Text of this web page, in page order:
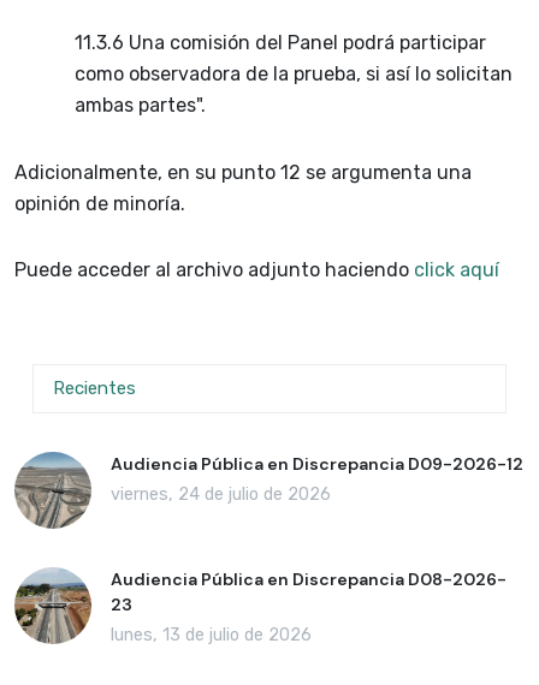
11.3.6 Una comisión del Panel podrá participar
como observadora de la prueba, si así lo solicitan
ambas partes".
Adicionalmente, en su punto 12 se argumenta una
opinión de minoría.
Puede acceder al archivo adjunto haciendo click aquí
Recientes
Audiencia Pública en Discrepancia D09-2026-12
viernes, 24 de julio de 2026
Audiencia Pública en Discrepancia D08-2026-
23
lunes, 13 de julio de 2026